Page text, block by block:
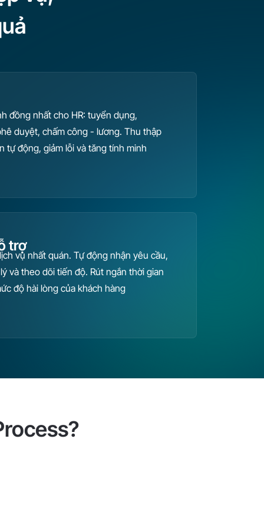
đồng nhất cho HR: tuyển dụng,
duyệt, chấm công - lương. Thu thập
tự động, giảm lỗi và tăng tính minh
trợ
vụ nhất quán. Tự động nhận yêu cầu,
và theo dõi tiến độ. Rút ngắn thời gian
độ hài lòng của khách hàng